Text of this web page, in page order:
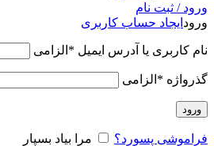
ورود / ثبت نام
ورود ایجاد حساب کاربری
نام کاربری یا آدرس ایمیل * الزامی
گذرواژه * الزامی
ورود
فراموشی پسورد؟ مرا بیاد بسپار